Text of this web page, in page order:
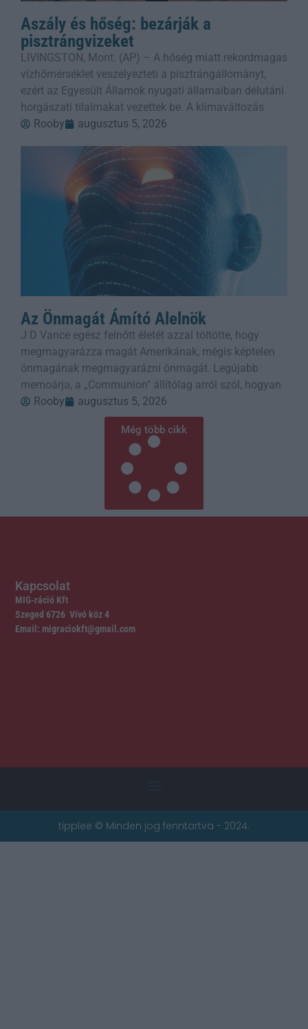
Aszály és hőség: bezárják a
pisztrángvizeket
LIVINGSTON, Mont. (AP) – A hőség miatt rekordmagas
vízhőmérséklet veszélyezteti a pisztrángállományt,
ezért az Egyesült Államok nyugati államaiban délutáni
horgászati tilalmakat vezettek be. A klímaváltozás
Rooby
augusztus 5, 2026
Az Önmagát Ámító Alelnök
J D Vance egész felnőtt életét azzal töltötte, hogy
megmagyarázza magát Amerikának, mégis képtelen
önmagának megmagyarázni önmagát. Legújabb
memoárja, a „Communion" állítólag arról szól, hogyan
Rooby
augusztus 5, 2026
Még több cikk
Kapcsolat
MIG-ráció Kft
Szeged 6726 Vívó köz 4
Email: migraciokft@gmail.com
tipplee © Minden jog fenntartva - 2024.